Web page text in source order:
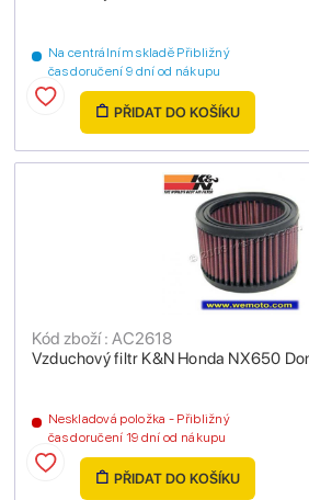
Na centrálním skladě Přibližný
čas doručení 9 dní od nákupu
PŘIDAT DO KOŠÍKU
Vzduchový filtr K&N Honda NX650
Kód zboží : AC2618
Neskladová položka - Přibližný
čas doručení 19 dní od nákupu
PŘIDAT DO KOŠÍKU